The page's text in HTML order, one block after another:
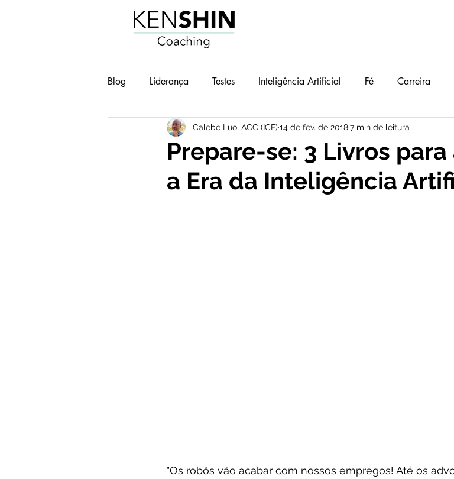
Blog Liderança Testes Inteligência Artificial Fé Carreira
Workshops Geek e Pop Acontece Livros #34Lentes
BOT - Brilho nos Olhos no Trabalho Primeiros Passos
Prepare-se: 3 Livros
a Era da Inteligência
Calebe Luo, ACC (ICF) 14 de fev. de 20187 min de leitura
"Os robôs vão acabar com nossos empregos! Até os